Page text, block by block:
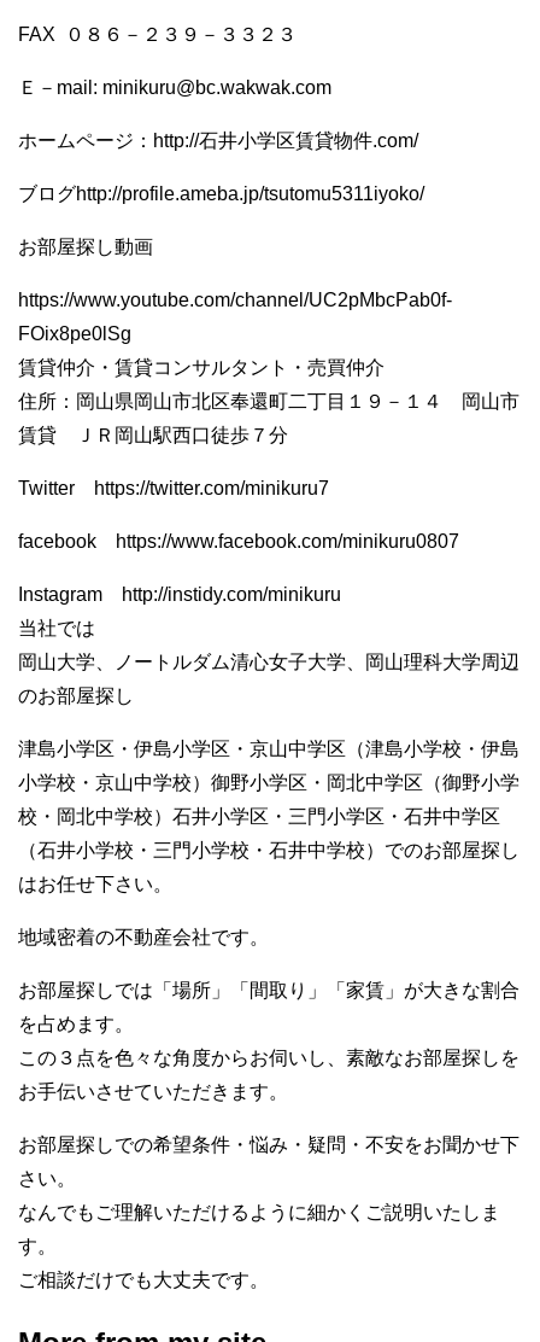
FAX ０８６－２３９－３３２３
Ｅ－mail: minikuru@bc.wakwak.com
ホームページ：http://石井小学区賃貸物件.com/
ブログhttp://profile.ameba.jp/tsutomu5311iyoko/
お部屋探し動画
https://www.youtube.com/channel/UC2pMbcPab0f-
FOix8pe0lSg
賃貸仲介・賃貸コンサルタント・売買仲介
住所：岡山県岡山市北区奉還町二丁目１９－１４ 岡山市
賃貸 ＪＲ岡山駅西口徒歩７分
Twitter https://twitter.com/minikuru7
facebook https://www.facebook.com/minikuru0807
Instagram http://instidy.com/minikuru
当社では
岡山大学、ノートルダム清心女子大学、岡山理科大学周辺
のお部屋探し
津島小学区・伊島小学区・京山中学区（津島小学校・伊島
小学校・京山中学校）御野小学区・岡北中学区（御野小学
校・岡北中学校）石井小学区・三門小学区・石井中学区
（石井小学校・三門小学校・石井中学校）でのお部屋探し
はお任せ下さい。
地域密着の不動産会社です。
お部屋探しでは「場所」「間取り」「家賃」が大きな割合
を占めます。
この３点を色々な角度からお伺いし、素敵なお部屋探しを
お手伝いさせていただきます。
お部屋探しでの希望条件・悩み・疑問・不安をお聞かせ下
さい。
なんでもご理解いただけるように細かくご説明いたしま
す。
ご相談だけでも大丈夫です。